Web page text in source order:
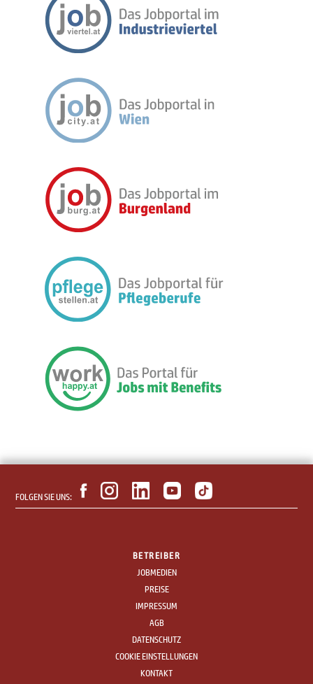
FOLGEN SIE UNS:
BETREIBER
JOBMEDIEN
PREISE
IMPRESSUM
AGB
DATENSCHUTZ
COOKIE EINSTELLUNGEN
KONTAKT